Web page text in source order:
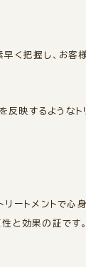
く把握し、お
映するようなト
トメントで心身
と効果の証です。